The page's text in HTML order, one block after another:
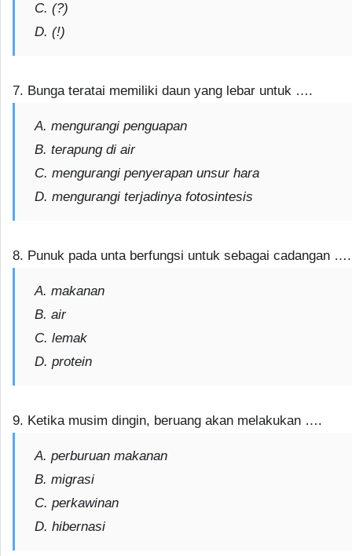
C. (?)
D. (!)
7. Bunga teratai memiliki daun yang lebar untuk ….
A. mengurangi penguapan
B. terapung di air
C. mengurangi penyerapan unsur hara
D. mengurangi terjadinya fotosintesis
8. Punuk pada unta berfungsi untuk sebagai cadangan ….
A. makanan
B. air
C. lemak
D. protein
9. Ketika musim dingin, beruang akan melakukan ….
A. perburuan makanan
B. migrasi
C. perkawinan
D. hibernasi